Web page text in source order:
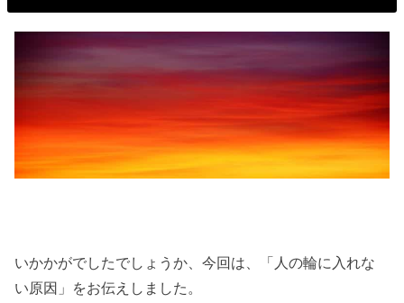
いかかがでしたでしょうか、今回は、「人の輪に入れな
い原因」をお伝えしました。